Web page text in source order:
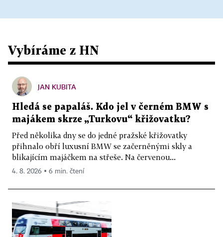
Vybíráme z HN
JAN KUBITA
Hledá se papaláš. Kdo jel v černém BMW s
majákem skrze „Turkovu“ křižovatku?
Před několika dny se do jedné pražské křižovatky
přihnalo obří luxusní BMW se začerněnými skly a
blikajícím majáčkem na střeše. Na červenou...
4. 8. 2026 ▪ 6 min. čtení